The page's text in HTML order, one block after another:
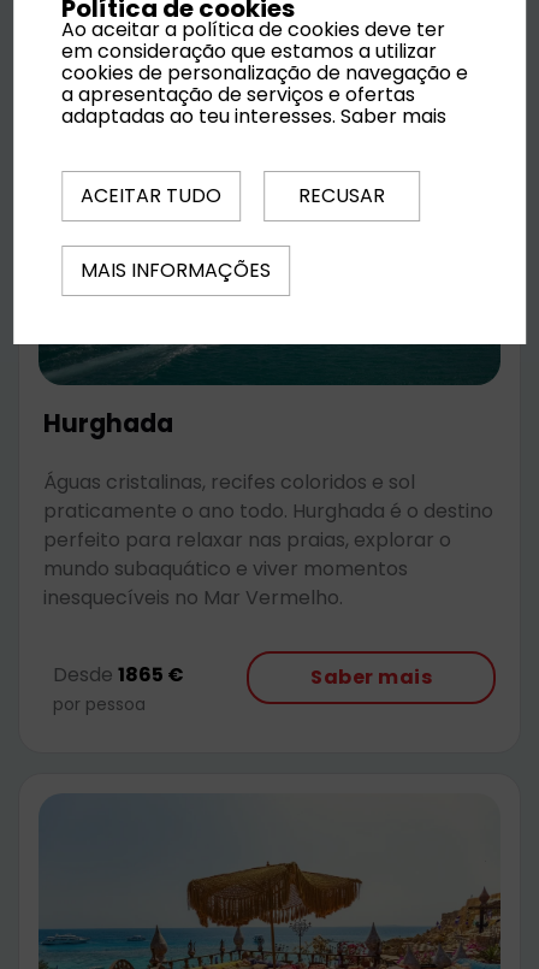
Hurghada
Águas cristalinas, recifes coloridos e sol
praticamente o ano todo. Hurghada é o destino
perfeito para relaxar nas praias, explorar o
mundo subaquático e viver momentos
inesquecíveis no Mar Vermelho.
Desde 1865 €
por pessoa
Saber mais
Política de cookies
Ao aceitar a política de cookies deve ter
em consideração que estamos a utilizar
cookies de personalização de navegação e
a apresentação de serviços e ofertas
adaptadas ao teu interesses.Saber mais
ACEITAR TUDO RECUSAR
MAIS INFORMAÇÕES